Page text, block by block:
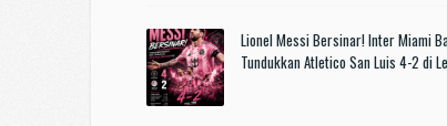
Lionel Messi Bersinar! Inter Miami
Tundukkan Atletico San Luis 4-2 di